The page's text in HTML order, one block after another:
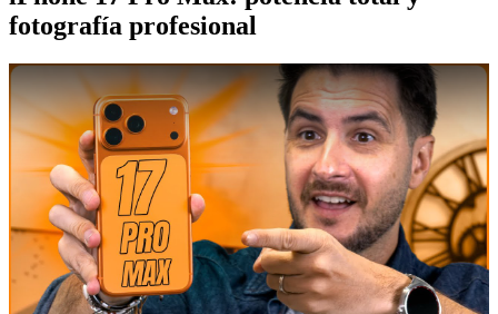
fotografía profesional